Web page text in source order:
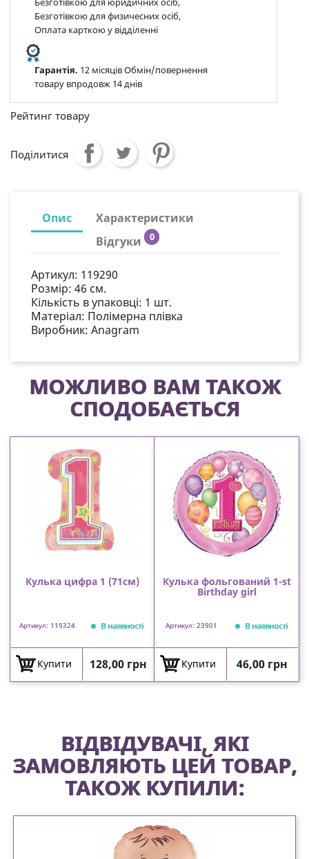
Безготівкою для физичесних осіб,
Оплата карткою у відділенні
Гарантія. 12 місяців Обмін/повернення
товару впродовж 14 днів
Рейтинг товару
Поділитися
Опис
Характеристики
Відгуки
0
Артикул: 119290
Розмір: 46 см.
Кількість в упаковці: 1 шт.
Матеріал: Полімерна плівка
Виробник: Anagram
МОЖЛИВО ВАМ ТАКОЖ
СПОДОБАЄТЬСЯ
Кулька цифра 1 (71см)
Артикул: 119324 В наявності
Купити Ціна
128,00 грн
Кулька фольгований 1-st
Birthday girl
Артикул: 23901 В наявності
Купити Ціна
46,00 грн
ВІДВІДУВАЧІ, ЯКІ
ЗАМОВЛЯЮТЬ ЦЕЙ ТОВАР,
ТАКОЖ КУПИЛИ: